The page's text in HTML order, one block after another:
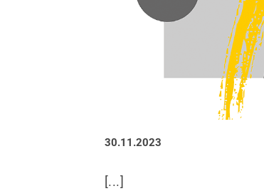
30.11.2023
[...]
Sportangebote finden
Sportsuche / Übungsplan